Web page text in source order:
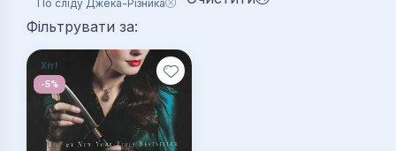
По сліду Джека-Різника
Фільтрувати за:
Хіт!
-5%